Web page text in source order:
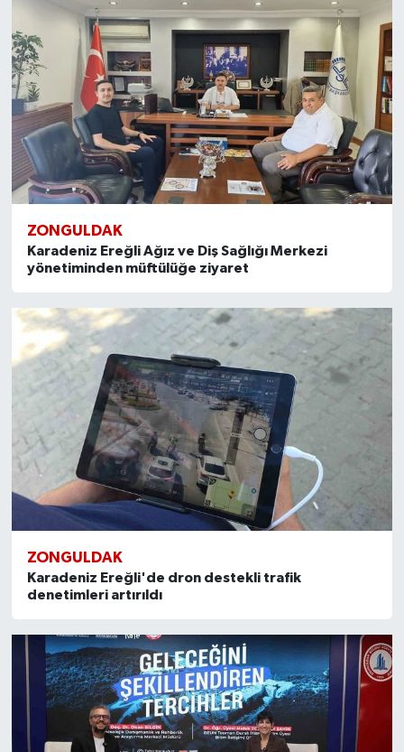
ZONGULDAK
Karadeniz Ereğli Ağız ve Diş Sağlığı Merkezi
yönetiminden müftülüğe ziyaret
ZONGULDAK
Karadeniz Ereğli'de dron destekli trafik
denetimleri artırıldı